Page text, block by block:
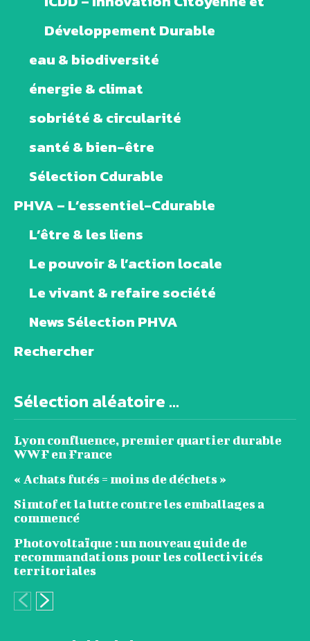
Développement Durable
eau & biodiversité
énergie & climat
sobriété & circularité
santé & bien-être
Sélection Cdurable
PHVA – L’essentiel-Cdurable
L’être & les liens
Le pouvoir & l’action locale
Le vivant & refaire société
News Sélection PHVA
Rechercher
Sélection aléatoire ...
Lyon confluence, premier quartier durable
WWF en France
« Achats futés = moins de déchets »
Simtof et la lutte contre les emballages a
commencé
Photovoltaïque : un nouveau guide de
recommandations pour les collectivités
territoriales